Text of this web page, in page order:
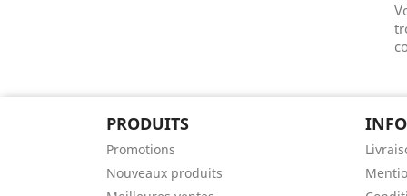
PRODUITS
Promotions
Nouveaux produits